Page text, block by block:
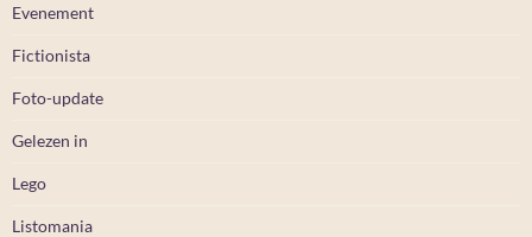
Evenement
Fictionista
Foto-update
Gelezen in
Lego
Listomania